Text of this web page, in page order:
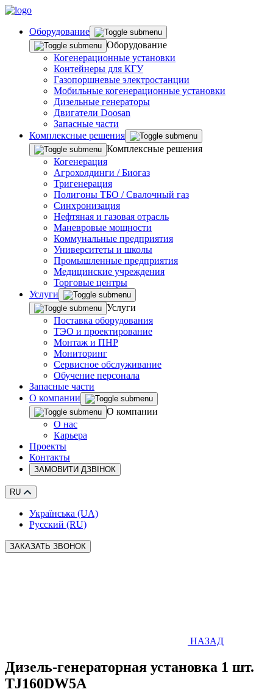
Оборудование
Оборудование
Когенерационные установки
Контейнеры для КГУ
Газопоршневые электростанции
Мобильные когенерационные установки
Дизельные генераторы
Двигатели Doosan
Запасные части
Комплексные решения
Комплексные решения
Когенерация
Агрохолдинги / Биогаз
Тригенерация
Полигоны ТБО / Свалочный газ
Синхронизация
Нефтяная и газовая отрасль
Маневровые мощности
Коммунальные предприятия
Университеты и школы
Промышленные предприятия
Медицинские учреждения
Торговые центры
Услуги
Услуги
Поставка оборудования
ТЭО и проектирование
Монтаж и ПНР
Мониторинг
Сервисное обслуживание
Обучение персонала
Запасные части
О компании
О компании
О нас
Карьера
Проекты
Контакты
ЗАМОВИТИ ДЗВІНОК
RU
Українська (UA)
Русский (RU)
ЗАКАЗАТЬ ЗВОНОК
НАЗАД
Дизель-генераторная установка 1 шт.
TJ160DW5A